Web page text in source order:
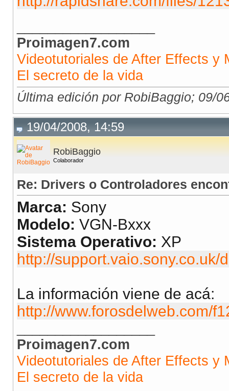
Proimagen7.com
Videotutoriales de After Effects y
El secreto de la vida
Última edición por RobiBaggio; 09/
19/04/2008, 14:59
RobiBaggio
Colaborador
Re: Drivers o Controladores
Marca: Sony
Modelo: VGN-Bxxx
Sistema Operativo: XP
http://
La información viene de acá:
http://www.forosdelweb.com/
Proimagen7.com
Videotutoriales de After Effects y
El secreto de la vida